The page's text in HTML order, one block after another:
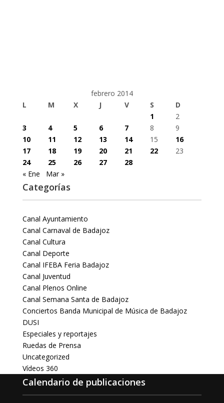
febrero 2014
L
M X J V S
D
1
2
3
4 5 6 7 8
9
10
11 12 13 14 15
16
17
18 19 20 21 22
23
24
25 26 27
28
« Ene
Mar »
Categorías
Canal Ayuntamiento
Canal Carnaval de Badajoz
Canal Cultura
Canal Deporte
Canal IFEBA Feria Badajoz
Canal Juventud
Canal Plenos Online
Canal Semana Santa de Badajoz
Conciertos Banda Municipal de Música de Badajoz
DUSI
Especiales y reportajes
Ruedas de Prensa
Uncategorized
Vídeos 360
Calendario de publicaciones